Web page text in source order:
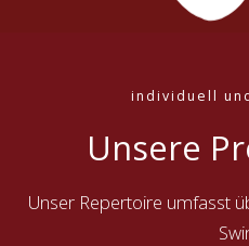
individuell
Unsere
Unser Repertoire umfasst